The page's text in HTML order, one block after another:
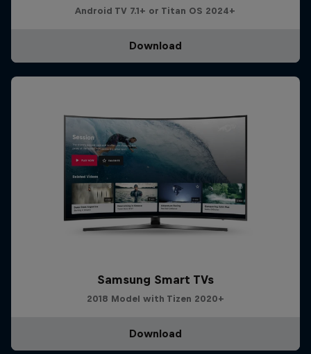
Android TV 7.1+ or Titan OS 2024+
Download
Samsung Smart TVs
2018 Model with Tizen 2020+
Download